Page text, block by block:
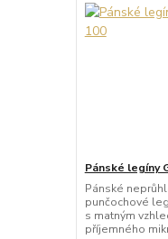
Pánské legíny
Pánské
punčochové
s matným
příjemného